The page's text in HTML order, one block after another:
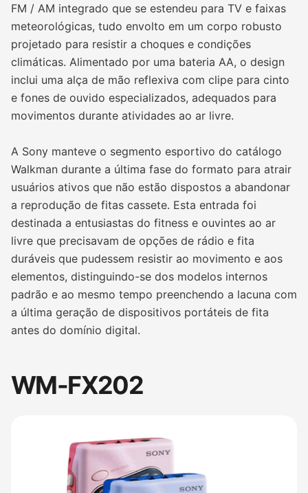
FM / AM integrado que se estendeu para TV e faixas
meteorológicas, tudo envolto em um corpo robusto
projetado para resistir a choques e condições
climáticas. Alimentado por uma bateria AA, o design
inclui uma alça de mão reflexiva com clipe para cinto
e fones de ouvido especializados, adequados para
movimentos durante atividades ao ar livre.
A Sony manteve o segmento esportivo do catálogo
Walkman durante a última fase do formato para atrair
usuários ativos que não estão dispostos a abandonar
a reprodução de fitas cassete. Esta entrada foi
destinada a entusiastas do fitness e ouvintes ao ar
livre que precisavam de opções de rádio e fita
duráveis que pudessem resistir ao movimento e aos
elementos, distinguindo-se dos modelos internos
padrão e ao mesmo tempo preenchendo a lacuna com
a última geração de dispositivos portáteis de fita
antes do domínio digital.
WM-FX202